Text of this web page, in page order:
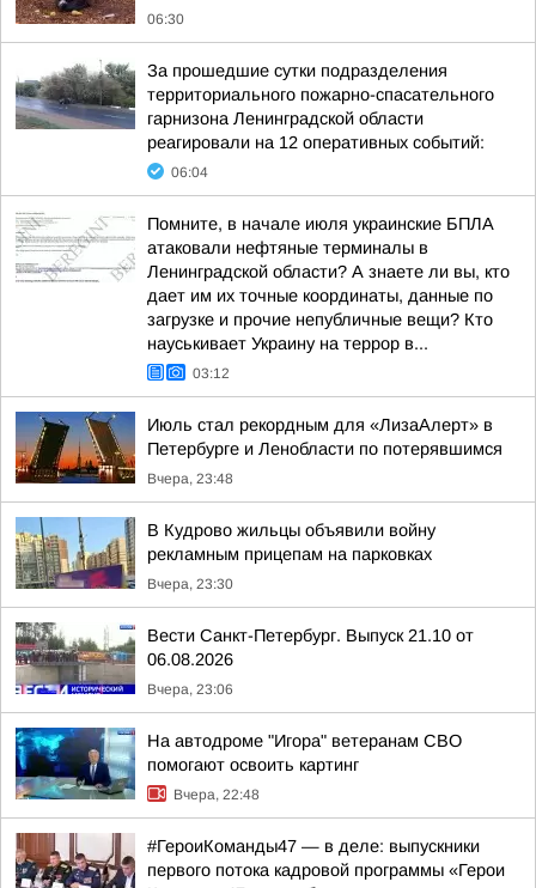
06:30
За прошедшие сутки подразделения
территориального пожарно-спасательного
гарнизона Ленинградской области
реагировали на 12 оперативных событий:
06:04
Помните, в начале июля украинские БПЛА
атаковали нефтяные терминалы в
Ленинградской области? А знаете ли вы, кто
дает им их точные координаты, данные по
загрузке и прочие непубличные вещи? Кто
науськивает Украину на террор в...
03:12
Июль стал рекордным для «ЛизаАлерт» в
Петербурге и Ленобласти по потерявшимся
Вчера, 23:48
В Кудрово жильцы объявили войну
рекламным прицепам на парковках
Вчера, 23:30
Вести Санкт-Петербург. Выпуск 21.10 от
06.08.2026
Вчера, 23:06
На автодроме "Игора" ветеранам СВО
помогают освоить картинг
Вчера, 22:48
#ГероиКоманды47 — в деле: выпускники
первого потока кадровой программы «Герои